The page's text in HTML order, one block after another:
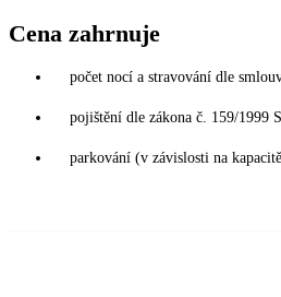
Cena zahrnuje
počet nocí a stravování dle
pojištění dle zákona č. 159/1999
parkování (v závislosti na